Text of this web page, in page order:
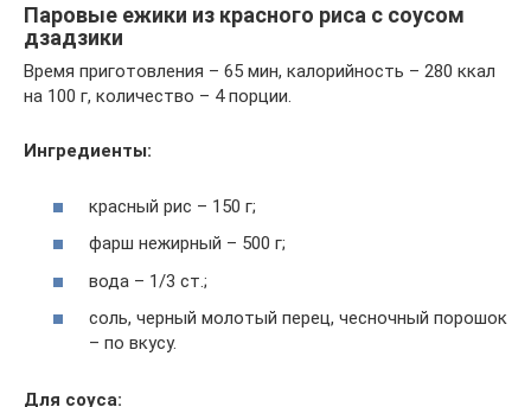
Паровые ежики из красного риса с соусом
дзадзики
Время приготовления – 65 мин, калорийность – 280 ккал
на 100 г, количество – 4 порции.
Ингредиенты:
красный рис – 150 г;
фарш нежирный – 500 г;
вода – 1/3 ст.;
соль, черный молотый перец, чесночный порошок
– по вкусу.
Для соуса: